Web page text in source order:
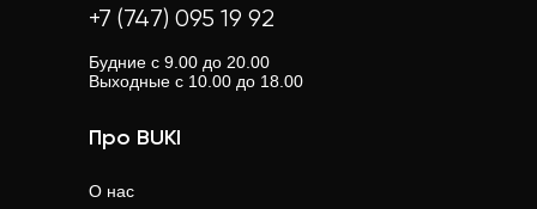
+7 (747) 095 19 92
Будние с 9.00 до 20.00
Выходные с 10.00 до 18.00
Про BUKI
О нас